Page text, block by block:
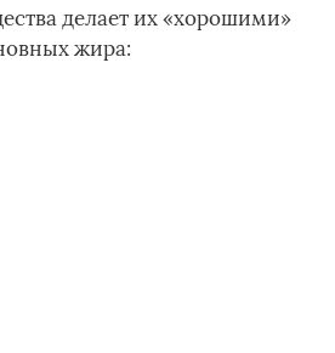
делает их «хорошими»
жира: